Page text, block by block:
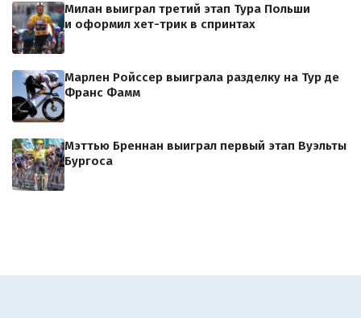
Милан выиграл третий этап Тура Польши
и оформил хет-трик в спринтах
Марлен Ройссер выиграла разделку на Тур де
Франс Фамм
Мэттью Бреннан выиграл первый этап Вуэльты
Бургоса